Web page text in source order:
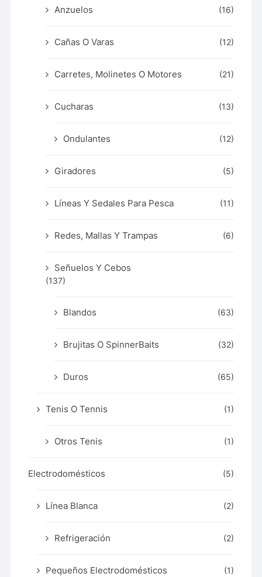
Anzuelos (16)
Cañas O Varas (12)
Carretes, Molinetes O Motores (21)
Cucharas (13)
Ondulantes (12)
Giradores (5)
Líneas Y Sedales Para Pesca (11)
Redes, Mallas Y Trampas (6)
Señuelos Y Cebos
(137)
Blandos (63)
Brujitas O SpinnerBaits (32)
Duros (65)
Tenis O Tennis (1)
Otros Tenis (1)
Electrodomésticos (5)
Línea Blanca (2)
Refrigeración (2)
Pequeños Electrodomésticos (1)